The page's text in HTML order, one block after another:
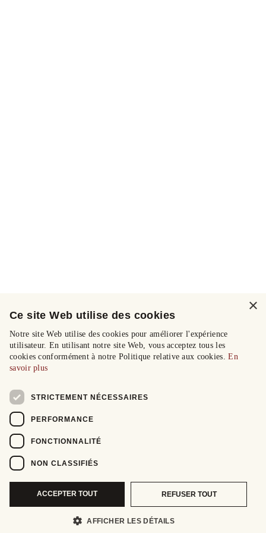
×
Ce site Web utilise des cookies
Notre site Web utilise des cookies pour améliorer l'expérience
utilisateur. En utilisant notre site Web, vous acceptez tous les
cookies conformément à notre Politique relative aux cookies.En
savoir plus
STRICTEMENT NÉCESSAIRES
PERFORMANCE
FONCTIONNALITÉ
NON CLASSIFIÉS
ACCEPTER TOUT REFUSER TOUT
AFFICHER LES DÉTAILS